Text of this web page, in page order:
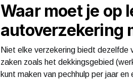
Waar moet je op
autoverzekering
Niet elke verzekering biedt dezelfde
zaken zoals het dekkingsgebied
kunt maken van pechhulp per jaar